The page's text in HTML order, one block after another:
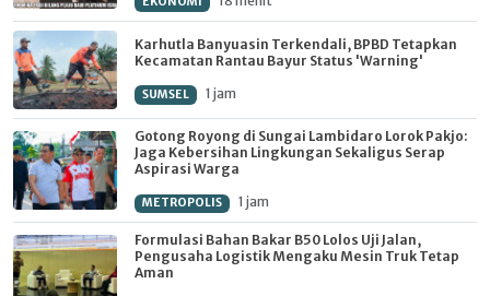
Karhutla Banyuasin Terkendali, BPBD Tetapkan
Kecamatan Rantau Bayur Status 'Warning'
SUMSEL 1 jam
Gotong Royong di Sungai Lambidaro Lorok Pakjo:
Jaga Kebersihan Lingkungan Sekaligus Serap
Aspirasi Warga
METROPOLIS 1 jam
Formulasi Bahan Bakar B50 Lolos Uji Jalan,
Pengusaha Logistik Mengaku Mesin Truk Tetap
Aman